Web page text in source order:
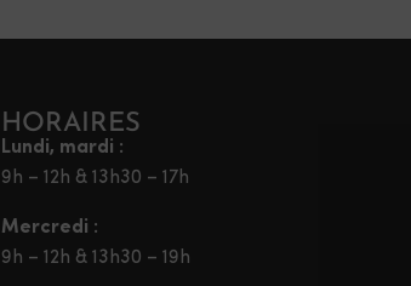
HORAIRES
Lundi, mardi :
9h – 12h & 13h30 – 17h
Mercredi :
9h – 12h & 13h30 – 19h